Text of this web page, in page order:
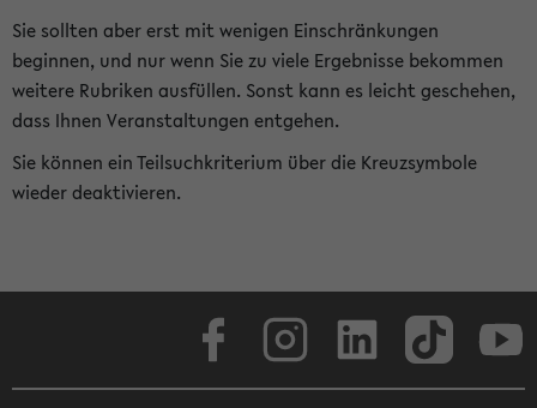
Sie sollten aber erst mit wenigen Einschränkungen
beginnen, und nur wenn Sie zu viele Ergebnisse bekommen
weitere Rubriken ausfüllen. Sonst kann es leicht geschehen,
dass Ihnen Veranstaltungen entgehen.
Sie können ein Teilsuchkriterium über die Kreuzsymbole
wieder deaktivieren.